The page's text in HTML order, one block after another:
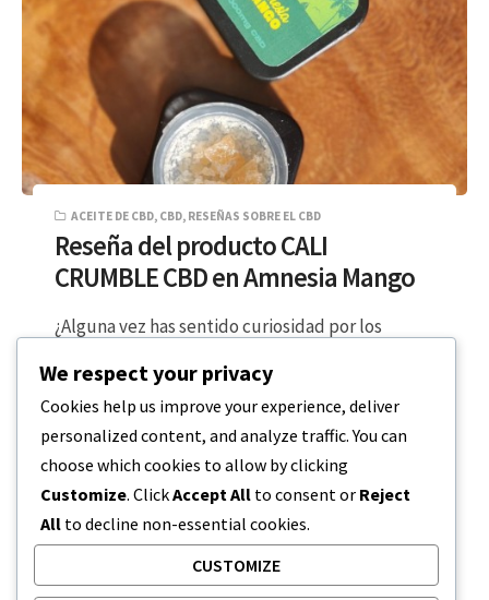
ACEITE DE CBD, CBD, RESEÑAS SOBRE EL CBD
Reseña del producto CALI
CRUMBLE CBD en Amnesia Mango
¿Alguna vez has sentido curiosidad por los
CRUMBLE CBD es un gran producto para…
LECTURA DE 2 MINUTOS 12 DE MARZO DE 2024
We respect your privacy
Cookies help us improve your experience, deliver
personalized content, and analyze traffic. You can
choose which cookies to allow by clicking
Customize. ClickAccept All to consent or Reject
All to decline non-essential cookies.
CUSTOMIZE